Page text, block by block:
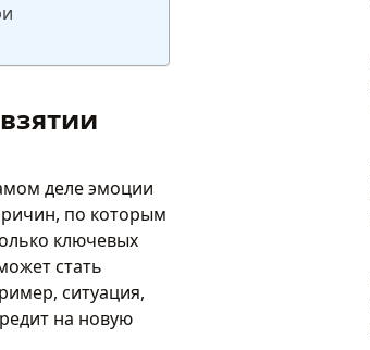
деле эмоции
по которым
ключевых
стать
ситуация,
на новую